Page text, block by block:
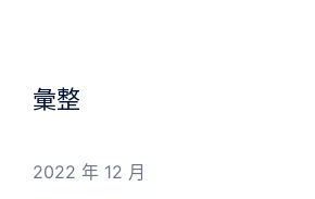
彙整
2022 年 12 月